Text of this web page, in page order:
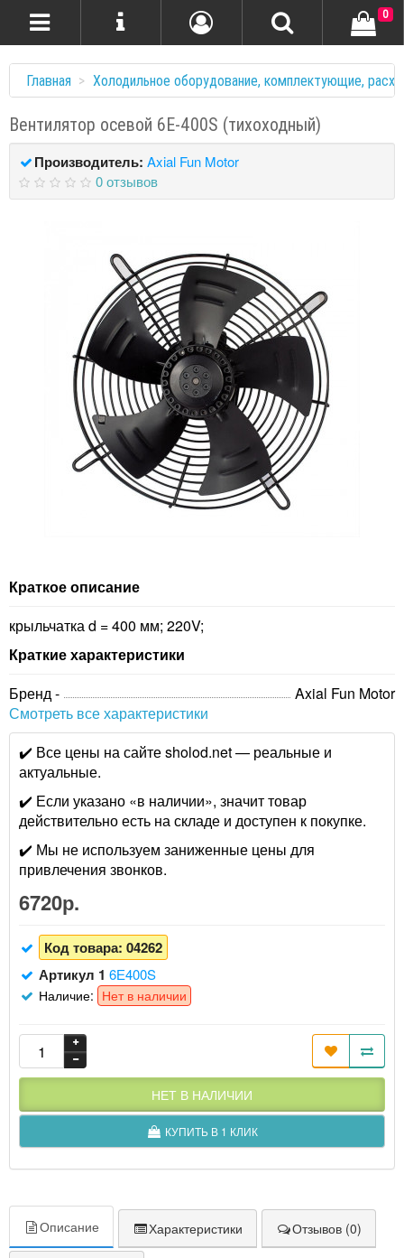
0
Главная Холодильное оборудование, комплектующие,
Вентилятор осевой 6Е-400S (тихоходный)
Производитель: Axial Fun Motor
0 отзывов
Краткое описание
крыльчатка d = 400 мм; 220V;
Краткие характеристики
Бренд -
Axial Fun Motor
Смотреть все характеристики
✔️ Все цены на сайте sholod.net — реальные и
актуальные.
✔️ Если указано «в наличии», значит товар
действительно есть на складе и доступен к покупке.
✔️ Мы не используем заниженные цены для
привлечения звонков.
6720р.
Код товара: 04262
Артикул 1 6Е400S
Наличие: Нет в наличии
НЕТ В НАЛИЧИИ
КУПИТЬ В 1 КЛИК
Описание Характеристики Отзывов (0)